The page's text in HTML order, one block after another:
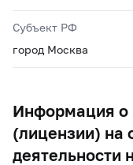
Субъект РФ
город Москва
Информация о
(лицензии) на
деятельности